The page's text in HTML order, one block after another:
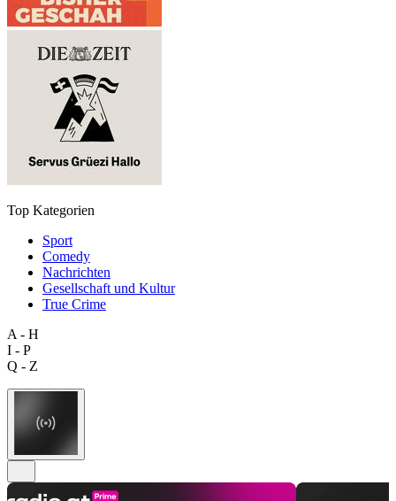
Top Kategorien
Sport
Comedy
Nachrichten
Gesellschaft und Kultur
True Crime
A - H
I - P
Q - Z